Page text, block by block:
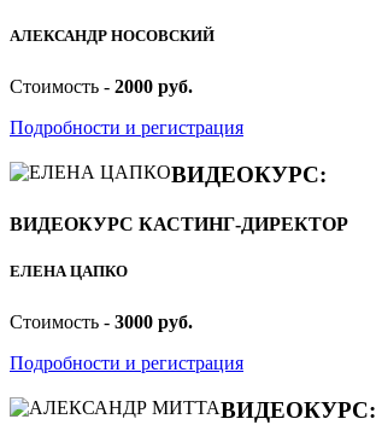
АЛЕКСАНДР НОСОВСКИЙ
Стоимость - 2000 руб.
Подробности и регистрация
ВИДЕОКУРС:
ВИДЕОКУРС КАСТИНГ-ДИРЕКТОР
ЕЛЕНА ЦАПКО
Стоимость - 3000 руб.
Подробности и регистрация
ВИДЕОКУРС: